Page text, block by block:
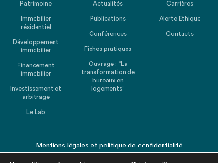
Patrimoine
Immobilier
résidentiel
Développement
immobilier
Financement
immobilier
Investissement et
arbitrage
Le Lab
Actualités
Publications
Conférences
Fiches pratiques
Ouvrage : “La
transformation de
bureaux en
logements”
Carrières
Alerte Ethique
Contacts
Mentions légales et politique de confidentialité